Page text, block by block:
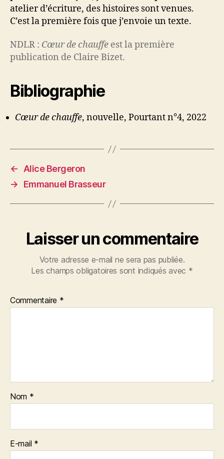
atelier d’écriture, des histoires sont venues.
C’est la première fois que j’envoie un texte.
NDLR : Cœur de chauffe est la première
publication de Claire Bizet.
Bibliographie
Cœur de chauffe, nouvelle, Pourtant n°4, 2022
←
Alice Bergeron
→
Emmanuel Brasseur
Laisser un commentaire
Votre adresse e-mail ne sera pas publiée.
Les champs obligatoires sont indiqués avec *
Commentaire *
Nom *
E-mail *